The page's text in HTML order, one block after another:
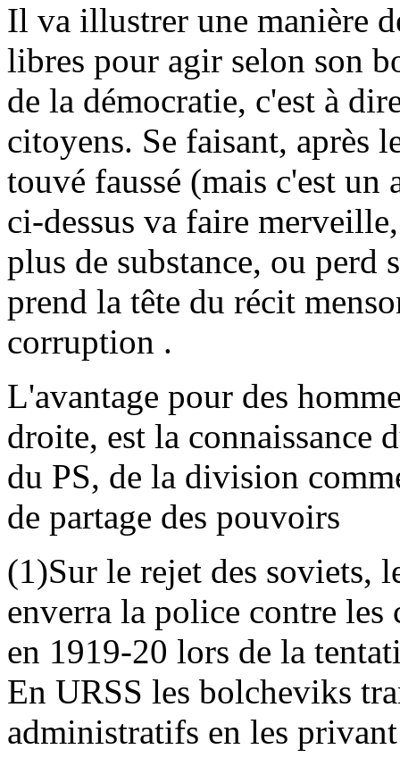
Il va illustrer une manière
libres pour agir selon son
de la démocratie, c'est à
citoyens. Se faisant, après
touvé faussé (mais c'est
ci-dessus va faire
plus de substance, ou perd
prend la tête du récit
corruption .
L'avantage pour des
droite, est la connaissance
du PS, de la division
de partage des pouvoirs
(1)Sur le rejet des soviets,
enverra la police contre
en 1919-20 lors de la
En URSS les bolcheviks
administratifs en les